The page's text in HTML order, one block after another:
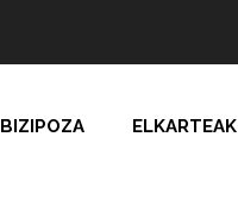
BIZIPOZA ELKARTEAK